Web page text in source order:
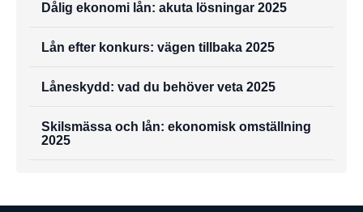
Dålig ekonomi lån: akuta lösningar 2025
Lån efter konkurs: vägen tillbaka 2025
Låneskydd: vad du behöver veta 2025
Skilsmässa och lån: ekonomisk omställning
2025